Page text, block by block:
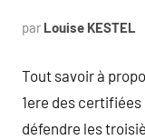
par Louise KESTEL
Tout savoir à
1ere des
défendre les